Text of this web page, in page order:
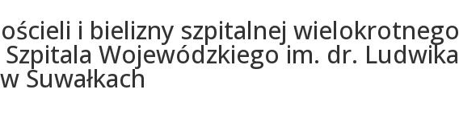
i bielizny szpitalnej wielokrotnego
Wojewódzkiego im. dr. Ludwika
Suwałkach